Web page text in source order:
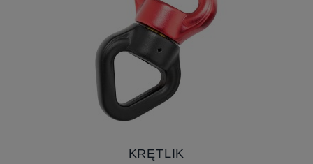
KRĘTLIK